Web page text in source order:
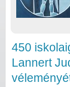
450
Lannert